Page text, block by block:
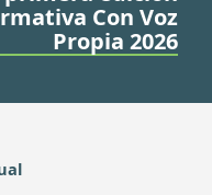
Con Voz
Propia 2026